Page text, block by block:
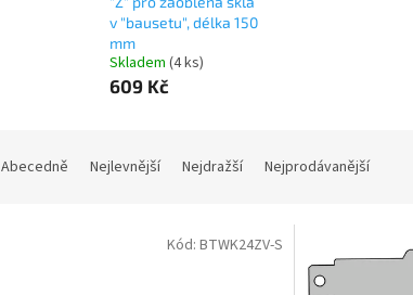
v "bausetu", délka 150
mm
Skladem (4 ks)
609 Kč
Abecedně Nejlevnější Nejdražší Nejprodávanější
Kód: BTWK24ZV-S